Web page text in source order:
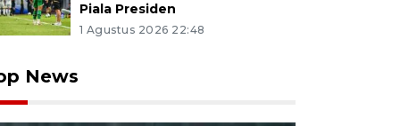
Piala Presiden
1 Agustus 2026 22:48
News